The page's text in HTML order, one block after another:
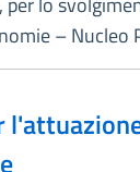
– Nucleo